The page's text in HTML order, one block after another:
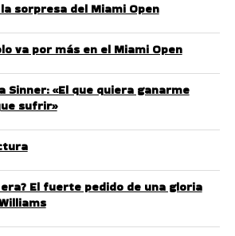
sorpresa del Miami Open
va por más en el Miami Open
Sinner: «El que quiera ganarme
sufrir»
El fuerte pedido de una gloria